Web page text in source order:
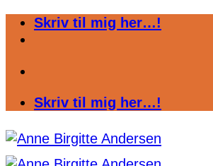
FortsætSkriv til mig her…!
Skriv til mig her…!